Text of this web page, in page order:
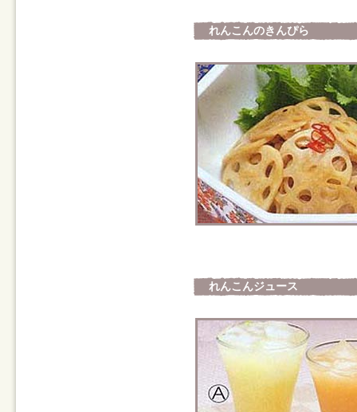
れんこんのきんぴら
れんこんジュース